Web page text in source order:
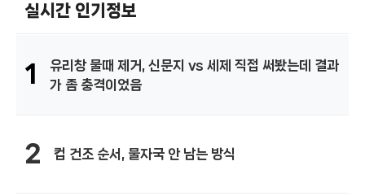
실시간 인기정보
1
유리창 물때 제거, 신문지 vs 세제 직접 써봤는데 결과
가 좀 충격이었음
2 컵 건조 순서, 물자국 안 남는 방식